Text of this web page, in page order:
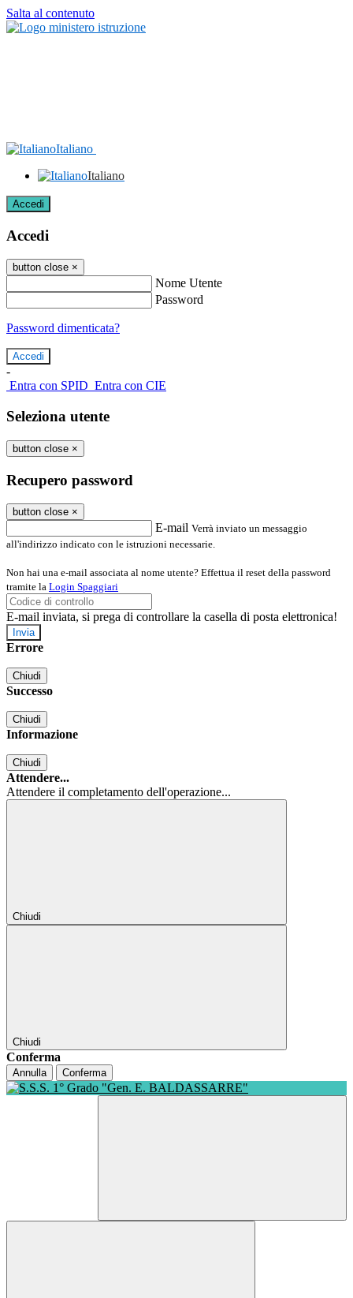
Salta al contenuto
Italiano
Italiano
Accedi
Accedi
button close ×
Nome Utente
Password
Password dimenticata?
-
Entra con SPID Entra con CIE
Seleziona utente
button close ×
Recupero password
button close ×
E-mail Verrà inviato un messaggio
all'indirizzo indicato con le istruzioni necessarie.
Non hai una e-mail associata al nome utente? Effettua il reset della password
tramite la Login Spaggiari
E-mail inviata, si prega di controllare la casella di posta elettronica!
Errore
Chiudi
Successo
Chiudi
Informazione
Chiudi
Attendere...
Attendere il completamento dell'operazione...
Chiudi
Chiudi
Conferma
Annulla Conferma